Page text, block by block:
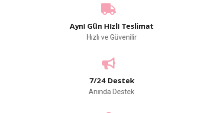
Aynı Gün Hızlı Teslimat
Hızlı ve Güvenilir
7/24 Destek
Anında Destek